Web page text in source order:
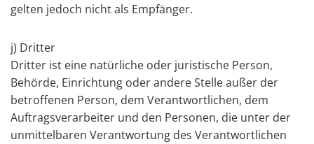
gelten jedoch nicht als Empfänger.
j) Dritter
Dritter ist eine natürliche oder juristische Person,
Behörde, Einrichtung oder andere Stelle außer der
betroffenen Person, dem Verantwortlichen, dem
Auftragsverarbeiter und den Personen, die unter der
unmittelbaren Verantwortung des Verantwortlichen